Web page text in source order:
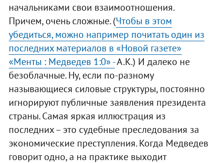
начальниками свои взаимоотношения.
Причем, очень сложные. (Чтобы в этом
убедиться, можно например почитать один из
последних материалов в «Новой газете»
«Менты : Медведев 1:0» -А.К.) И далеко не
безоблачные. Ну, если по-разному
называющиеся силовые структуры, постоянно
игнорируют публичные заявления президента
страны. Самая яркая иллюстрация из
последних – это судебные преследования за
экономические преступления. Когда Медведев
говорит одно, а на практике выходит